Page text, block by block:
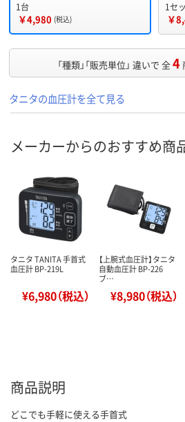
1台
￥4,980 (税込)
1セ
￥
「種類」「販売単位」 違いで 全4
タニタの血圧計を全て見る
メーカーからのおすすめ商
タニタ TANITA 手首式
血圧計 BP-219L
¥6,980（税込）
【上腕式血圧計】タニタ
自動血圧計 BP-226
ブ…
¥8,980（税込）
商品説明
どこでも手軽に使える手首式